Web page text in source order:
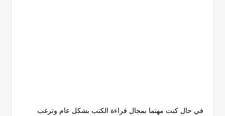
في حال كنت مهتما بمجال قراءة الكتب بشكل عام وترغب